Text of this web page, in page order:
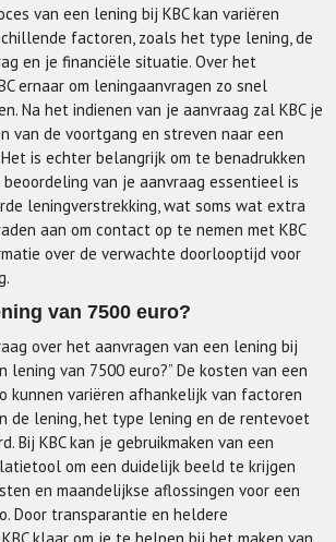
van een lening bij KBC kan variëren
factoren, zoals het type lening, de
en je financiële situatie. Over het
ernaar om leningaanvragen zo snel
Na het indienen van je aanvraag zal KBC je
van de voortgang en streven naar een
is echter belangrijk om te benadrukken
van je aanvraag essentieel is
leningverstrekking, wat soms wat extra
aan om contact op te nemen met KBC
over de verwachte doorlooptijd voor
van 7500 euro?
over het aanvragen van een lening bij
lening van 7500 euro?” De kosten van een
kunnen variëren afhankelijk van factoren
de lening, het type lening en de rentevoet
Bij KBC kan je gebruikmaken van een
om een duidelijk beeld te krijgen
en maandelijkse aflossingen voor een
Door transparantie en heldere